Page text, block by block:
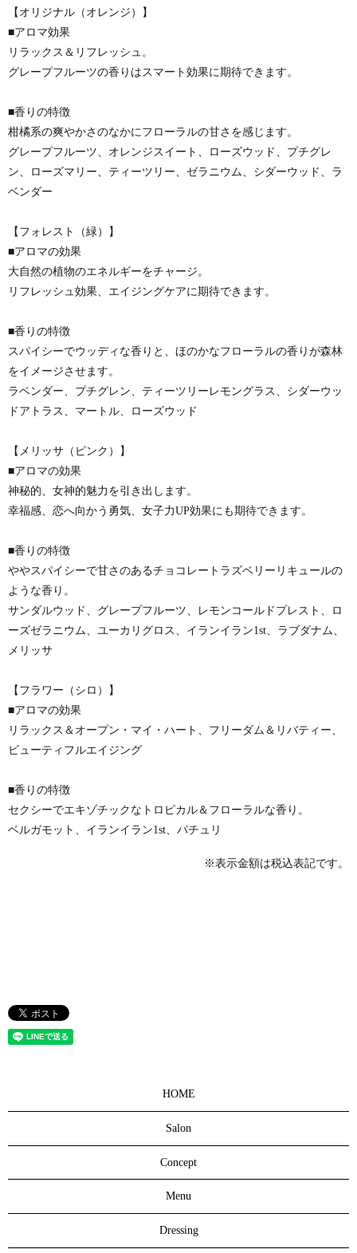
【オリジナル（オレンジ）】
■アロマ効果
リラックス＆リフレッシュ。
グレープフルーツの香りはスマート効果に期待できます。
■香りの特徴
柑橘系の爽やかさのなかにフローラルの甘さを感じます。
グレープフルーツ、オレンジスイート、ローズウッド、プチグレ
ン、ローズマリー、ティーツリー、ゼラニウム、シダーウッド、ラ
ベンダー
【フォレスト（緑）】
■アロマの効果
大自然の植物のエネルギーをチャージ。
リフレッシュ効果、エイジングケアに期待できます。
■香りの特徴
スパイシーでウッディな香りと、ほのかなフローラルの香りが森林
をイメージさせます。
ラベンダー、プチグレン、ティーツリーレモングラス、シダーウッ
ドアトラス、マートル、ローズウッド
【メリッサ（ピンク）】
■アロマの効果
神秘的、女神的魅力を引き出します。
幸福感、恋へ向かう勇気、女子力UP効果にも期待できます。
■香りの特徴
ややスパイシーで甘さのあるチョコレートラズベリーリキュールの
ような香り。
サンダルウッド、グレープフルーツ、レモンコールドプレスト、ロ
ーズゼラニウム、ユーカリグロス、イランイラン1st、ラブダナム、
メリッサ
【フラワー（シロ）】
■アロマの効果
リラックス＆オープン・マイ・ハート、フリーダム＆リバティー、
ビューティフルエイジング
■香りの特徴
セクシーでエキゾチックなトロピカル＆フローラルな香り。
ベルガモット、イランイラン1st、パチュリ
※表示金額は税込表記です。
HOME
Salon
Concept
Menu
Dressing